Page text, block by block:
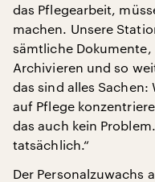
das Pflegearbeit,
machen. Unsere
sämtliche
Archivieren und so
das sind alles Sachen:
auf Pflege
das auch kein
tatsächlich.“
Der Personalzuwachs